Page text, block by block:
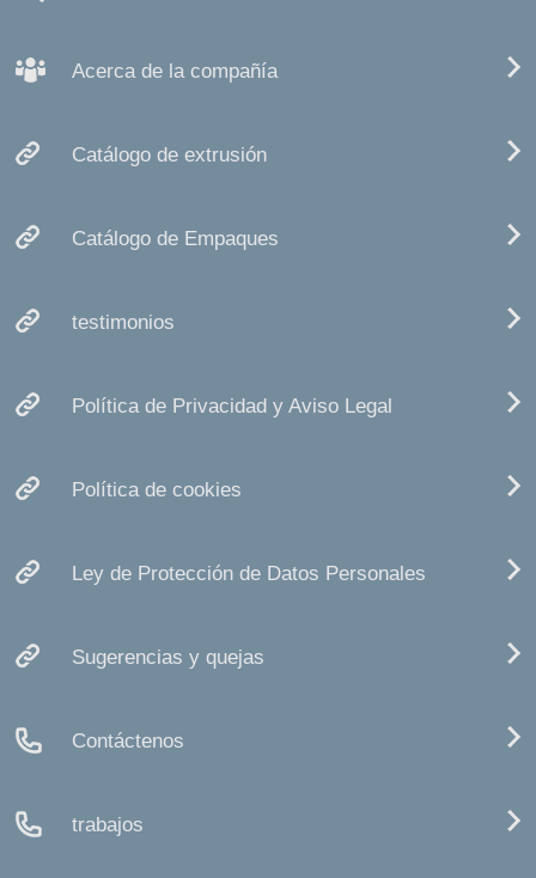
Acerca de la compañía
Catálogo de extrusión
Catálogo de Empaques
testimonios
Política de Privacidad y Aviso Legal
Política de cookies
Ley de Protección de Datos Personales
Sugerencias y quejas
Contáctenos
trabajos